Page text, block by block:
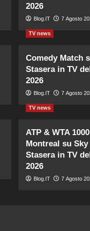
2026
Blog.IT 7 Agosto
TV news
Comedy Match
Stasera in TV
2026
Blog.IT 7 Agosto
TV news
ATP & WTA
Montreal su
Stasera in TV
2026
Blog.IT 7 Agosto